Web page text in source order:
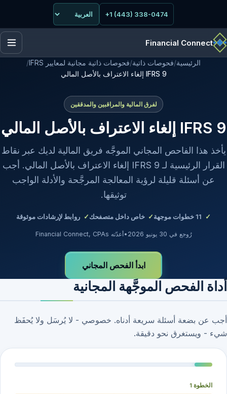
+1 (443) 338-0474
Financial Connect
الرئيسية/فحوصات ذاتية/فحوصات ذاتية مجانية لمعايير IFRS
/
IFRS 9 إلغاء الاعتراف بالأصل المالي
لفرق المالية والمراقبين والمدققين
IFRS 9 إلغاء الاعتراف بالأصل المالي
يأخذ هذا الفاحص المجاني الموجَّه فريق المالية لديك عبر نقاط
القرار الرئيسية لـ IFRS 9 إلغاء الاعتراف بالأصل المالي. أجب
عن أسئلة قليلة لرؤية المعالجة المرجَّحة والأدلة الواجب
توثيقها.
11 خطوات موجهة خاص داخل متصفحك روابط لإرشادات موثوقة
رُوجع في 30 يونيو 2026 •أعدّته Financial Connect, CPAs
ابدأ الفحص المجاني
أداة الفحص الموجَّهة المجانية
أجب عن بضعة أسئلة سريعة أدناه. خصوصي - لا يُرسَل ولا يُحفَظ
شيء - ويستغرق نحو دقيقة.
الخطوة 1